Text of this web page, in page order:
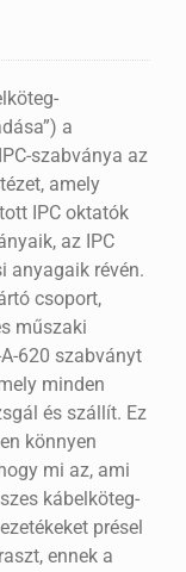
a
szabványa az
amely
IPC oktatók
az IPC
anyagaik révén.
csoport,
műszaki
620 szabványt
minden
és szállít. Ez
könnyen
mi az, ami
kábelköteg-
présel
ennek a